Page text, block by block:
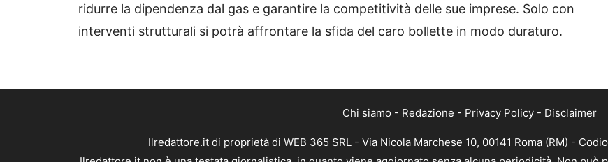
ridurre la dipendenza dal gas e garantire la competitività delle sue imprese. Solo con
interventi strutturali si potrà affrontare la sfida del caro bollette in modo duraturo.
Chi siamo - Redazione - Privacy Policy - Disclaimer
Ilredattore.it di proprietà di WEB 365 SRL - Via Nicola Marchese 10, 00141 Roma (RM) -